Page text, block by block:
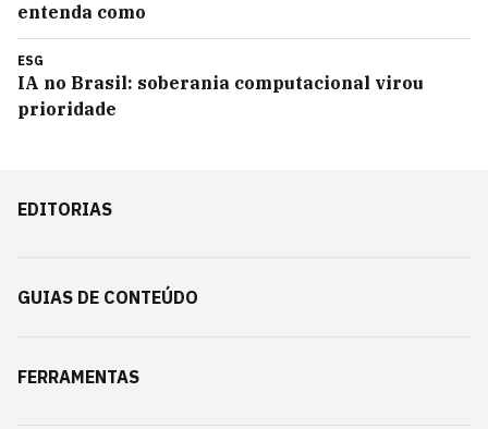
entenda como
ESG
IA no Brasil: soberania computacional virou
prioridade
EDITORIAS
GUIAS DE CONTEÚDO
FERRAMENTAS